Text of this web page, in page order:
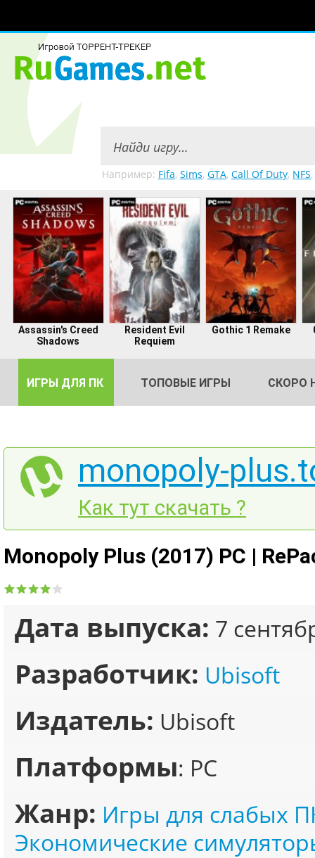
Например: Fifa, Sims, GTA, Call Of Duty, NFS,
Assassin's Creed
Shadows
Resident Evil
Requiem
Gothic 1 Remake
ИГРЫ ДЛЯ ПК ТОПОВЫЕ ИГРЫ СКОРО
monopoly-
Как тут скачать ?
Monopoly Plus (2017) PC |
Дата выпуска: 7
Разработчик: Ubisoft
Издатель: Ubisoft
Платформы: PC
Жанр: Игры для слабых
Экономические